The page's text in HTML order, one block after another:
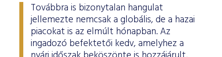
Továbbra is bizonytalan hangulat
jellemezte nemcsak a globális, de a hazai
piacokat is az elmúlt hónapban. Az
ingadozó befektetői kedv, amelyhez a